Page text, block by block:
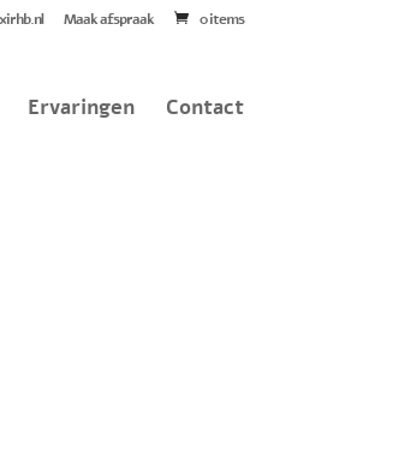
Maak afspraak 0 items
Ervaringen Contact